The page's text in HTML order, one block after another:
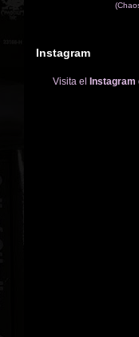
Instagram
Visita el Instagram